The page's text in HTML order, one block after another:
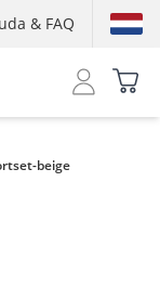
& FAQ
beige